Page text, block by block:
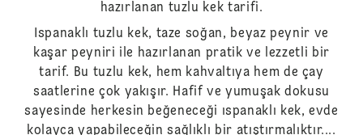
hazırlanan tuzlu kek tarifi.
Ispanaklı tuzlu kek, taze soğan, beyaz peynir ve
kaşar peyniri ile hazırlanan pratik ve lezzetli bir
tarif. Bu tuzlu kek, hem kahvaltıya hem de çay
saatlerine çok yakışır. Hafif ve yumuşak dokusu
sayesinde herkesin beğeneceği ıspanaklı kek, evde
kolayca yapabileceğin sağlıklı bir atıştırmalıktır....